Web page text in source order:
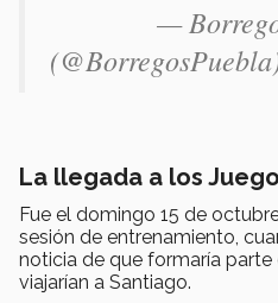
—
La llegada a los
Fue el domingo 15 de
sesión de entrenamiento,
noticia de que formaría parte
viajarían a Santiago.